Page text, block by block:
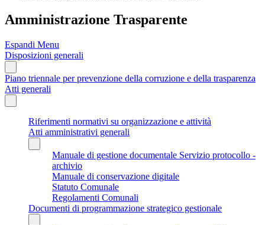
Amministrazione Trasparente
Espandi Menu
Disposizioni generali
Piano triennale per prevenzione della corruzione e della trasparenza
Atti generali
Riferimenti normativi su organizzazione e attività
Atti amministrativi generali
Manuale di gestione documentale Servizio protocollo -
archivio
Manuale di conservazione digitale
Statuto Comunale
Regolamenti Comunali
Documenti di programmazione strategico gestionale